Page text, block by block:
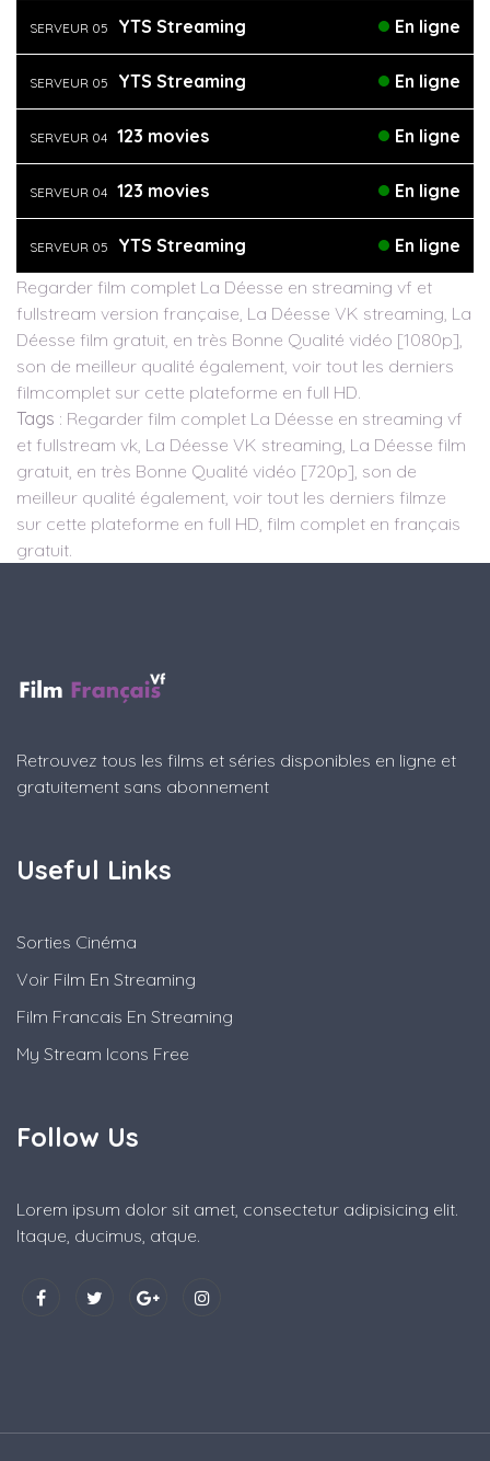
SERVEUR 05 YTS Streaming En ligne
SERVEUR 05 YTS Streaming En ligne
SERVEUR 04 123 movies En ligne
SERVEUR 04 123 movies En ligne
SERVEUR 05 YTS Streaming
En ligne
Regarder film complet La Déesse en streaming vf et
fullstream version française, La Déesse VK streaming, La
Déesse film gratuit, en très Bonne Qualité vidéo [1080p],
son de meilleur qualité également, voir tout les derniers
filmcomplet sur cette plateforme en full HD.
Tags : Regarder film complet La Déesse en streaming vf
et fullstream vk, La Déesse VK streaming, La Déesse film
gratuit, en très Bonne Qualité vidéo [720p], son de
meilleur qualité également, voir tout les derniers filmze
sur cette plateforme en full HD, film complet en français
gratuit.
Retrouvez tous les films et séries disponibles en ligne et
gratuitement sans abonnement
Useful Links
Sorties Cinéma
Voir Film En Streaming
Film Francais En Streaming
My Stream Icons Free
Follow Us
Lorem ipsum dolor sit amet, consectetur adipisicing elit.
Itaque, ducimus, atque.